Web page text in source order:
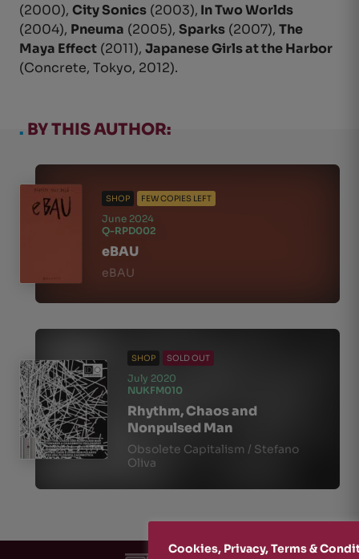
(2000), City Sonics (2003), In Two Worlds
(2004), Pneuma (2005), Sparks (2007), The
Maya Effect (2011), Japanese Girls at the Harbor
(Concrete, Tokyo, 2012).
. BY THIS AUTHOR:
SHOP FEW COPIES LEFT
June 2024
Q-RPD002
eBAU
eBAU
SHOP SOLD OUT
July 2020
NUKFM010
Rhythm, Chaos and
Nonpulsed Man
Obsolete Capitalism / Stefano
Oliva
Cookies, Privacy, Terms &